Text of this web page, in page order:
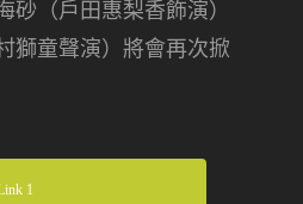
砂（戶田惠梨香飾演）
獅童聲演）將會再次掀
1